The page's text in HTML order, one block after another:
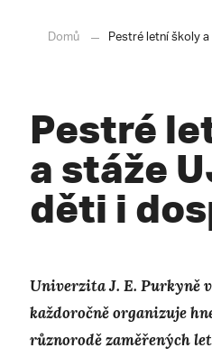
Domů Pestré letní školy
Pestré
a stáže
děti i
Univerzita J. E. Purkyně
každoročně organizuje
různorodě zaměřených